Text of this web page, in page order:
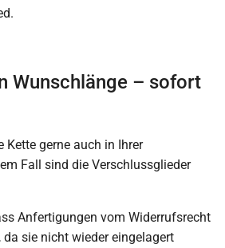
Wunschlänge – sofort
Kette gerne auch in Ihrer
Fall sind die Verschlussglieder
Anfertigungen vom Widerrufsrecht
sie nicht wieder eingelagert